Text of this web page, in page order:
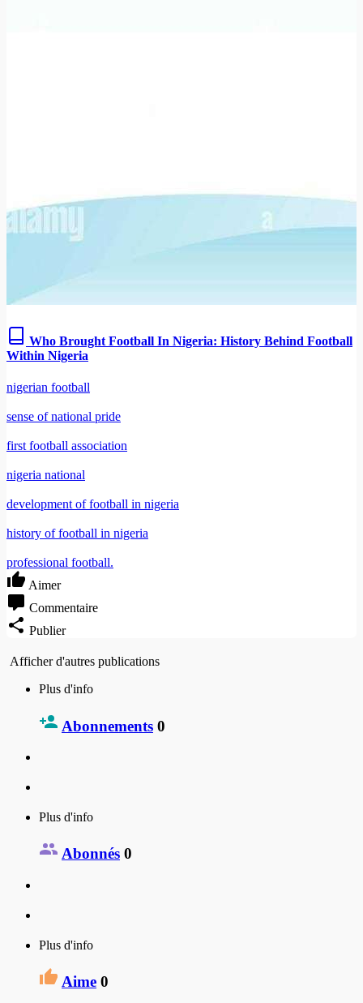
Who Brought Football In Nigeria: History Behind Football
Within Nigeria
nigerian football
sense of national pride
first football association
nigeria national
development of football in nigeria
history of football in nigeria
professional football.
Aimer
Commentaire
Publier
Afficher d'autres publications
Plus d'info
Abonnements 0
Plus d'info
Abonnés 0
Plus d'info
Aime 0